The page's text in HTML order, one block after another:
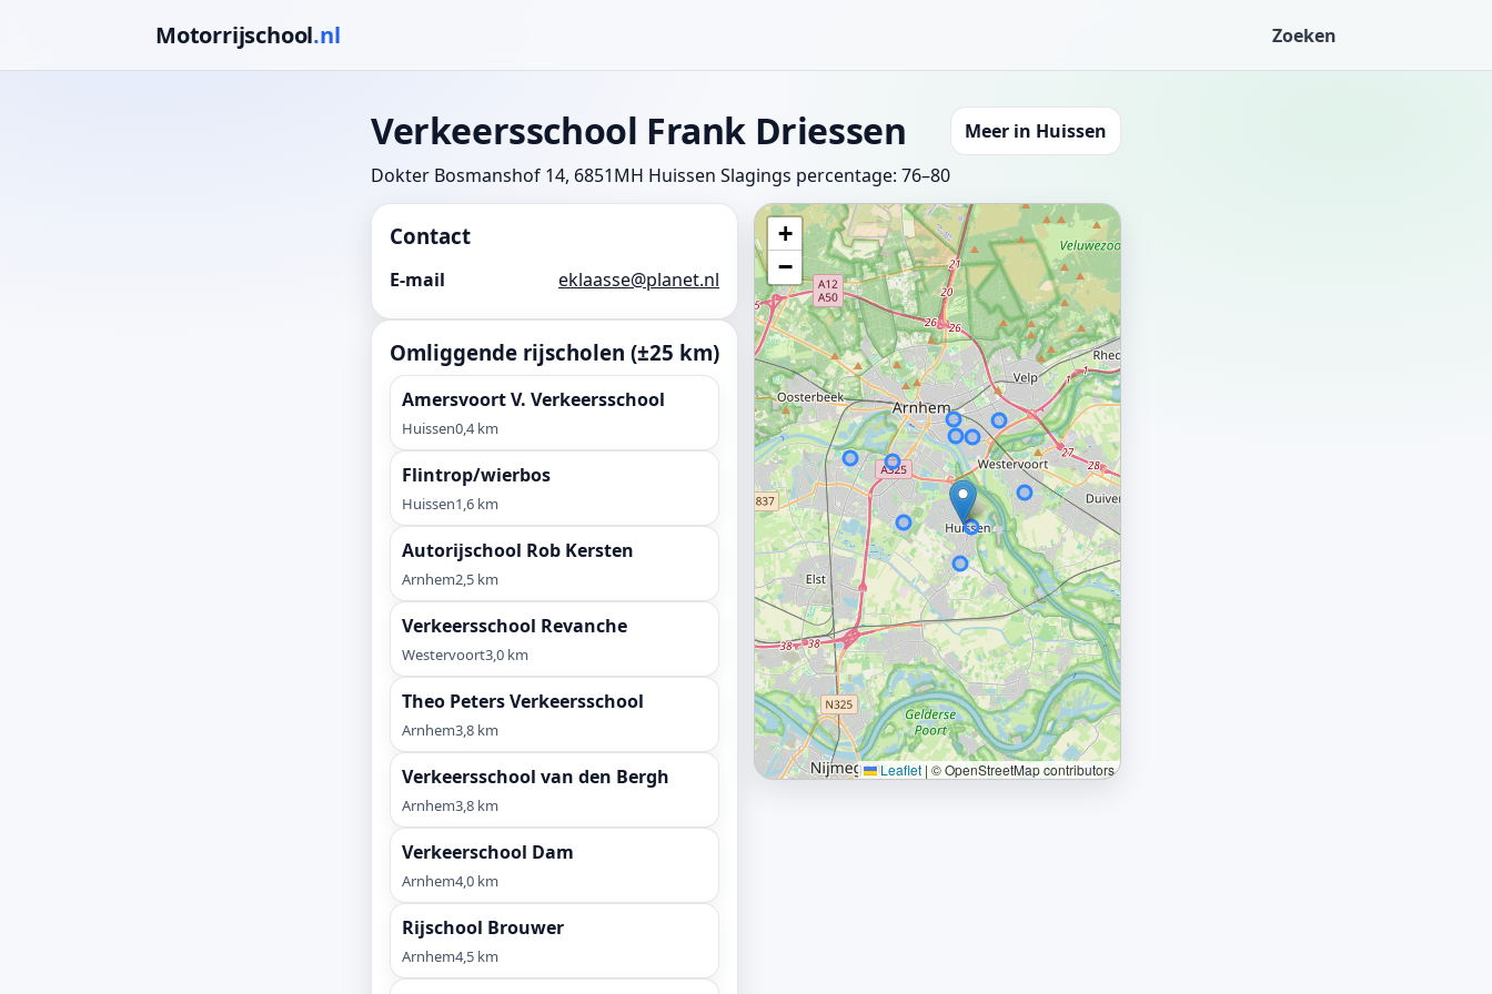
Motorrijschool.nl Zoeken
Verkeersschool Frank Driessen
Dokter Bosmanshof 14, 6851MH Huissen Slagings percentage: 76–80
Meer in Huissen
Contact
E-mail eklaasse@planet.nl
Omliggende rijscholen (±25 km)
Amersvoort V. Verkeersschool
Huissen0,4 km
Flintrop/wierbos
Huissen1,6 km
Autorijschool Rob Kersten
Arnhem2,5 km
Verkeersschool Revanche
Westervoort3,0 km
Theo Peters Verkeersschool
Arnhem3,8 km
Verkeersschool van den Bergh
Arnhem3,8 km
Verkeerschool Dam
Arnhem4,0 km
Rijschool Brouwer
Arnhem4,5 km
+
−
Leaflet | © OpenStreetMap contributors